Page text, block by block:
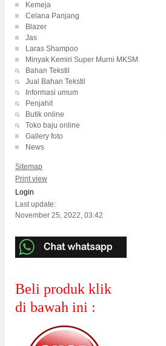
Kemeja
Celana Panjang
Blazer
Jas
Laras Shampoo
Minyak Kemiri Super Murni MKSM
Bahan Tekstil
Jual Bahan Tekstil
Informasi umum
Penjahit
Butik online
Toko baju online
Gallery foto
News
Sitemap
Print view
Login
Last update:
November 25, 2022, 03:42
Beli produk klik
di bawah ini :